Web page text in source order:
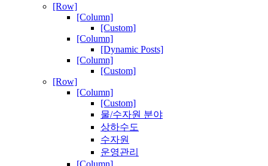
[Row]
[Column]
[Custom]
[Column]
[Dynamic Posts]
[Column]
[Custom]
[Row]
[Column]
[Custom]
물/수자원 분야
상하수도
수자원
운영관리
[Column]